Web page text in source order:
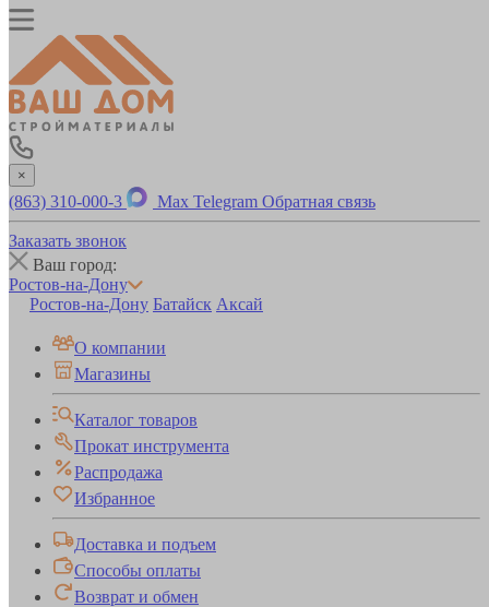
×
(863) 310-000-3 Max Telegram Обратная связь
Заказать звонок
Ваш город:
Ростов-на-Дону
Ростов-на-Дону Батайск Аксай
О компании
Магазины
Каталог товаров
Прокат инструмента
Распродажа
Избранное
Доставка и подъем
Способы оплаты
Возврат и обмен